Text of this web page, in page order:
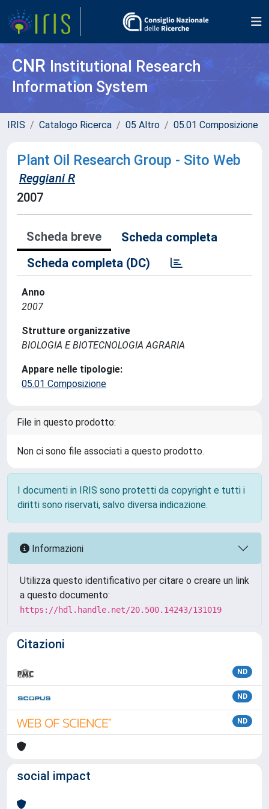
CNR Institutional Research
Information System
IRIS Catalogo Ricerca 05 Altro 05.01 Composizione
Plant Oil Research Group - Sito Web
Reggiani R
2007
Scheda breve
Scheda completa
Scheda completa (DC)
Anno
2007
Strutture organizzative
BIOLOGIA E BIOTECNOLOGIA AGRARIA
Appare nelle tipologie:
05.01 Composizione
File in questo prodotto:
Non ci sono file associati a questo prodotto.
I documenti in IRIS sono protetti da copyright e tutti i
diritti sono riservati, salvo diversa indicazione.
Informazioni
Utilizza questo identificativo per citare o creare un link
a questo documento:
https://hdl.handle.net/20.500.14243/131019
Citazioni
ND
ND
ND
social impact